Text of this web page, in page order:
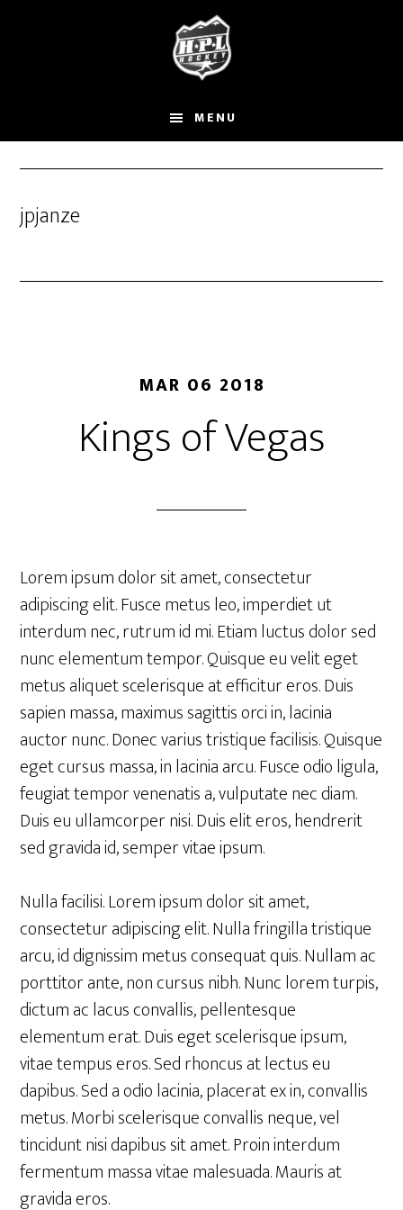
MENU
jpjanze
MAR 06 2018
Kings of Vegas
Lorem ipsum dolor sit amet, consectetur
adipiscing elit. Fusce metus leo, imperdiet ut
interdum nec, rutrum id mi. Etiam luctus dolor sed
nunc elementum tempor. Quisque eu velit eget
metus aliquet scelerisque at efficitur eros. Duis
sapien massa, maximus sagittis orci in, lacinia
auctor nunc. Donec varius tristique facilisis. Quisque
eget cursus massa, in lacinia arcu. Fusce odio ligula,
feugiat tempor venenatis a, vulputate nec diam.
Duis eu ullamcorper nisi. Duis elit eros, hendrerit
sed gravida id, semper vitae ipsum.
Nulla facilisi. Lorem ipsum dolor sit amet,
consectetur adipiscing elit. Nulla fringilla tristique
arcu, id dignissim metus consequat quis. Nullam ac
porttitor ante, non cursus nibh. Nunc lorem turpis,
dictum ac lacus convallis, pellentesque
elementum erat. Duis eget scelerisque ipsum,
vitae tempus eros. Sed rhoncus at lectus eu
dapibus. Sed a odio lacinia, placerat ex in, convallis
metus. Morbi scelerisque convallis neque, vel
tincidunt nisi dapibus sit amet. Proin interdum
fermentum massa vitae malesuada. Mauris at
gravida eros.